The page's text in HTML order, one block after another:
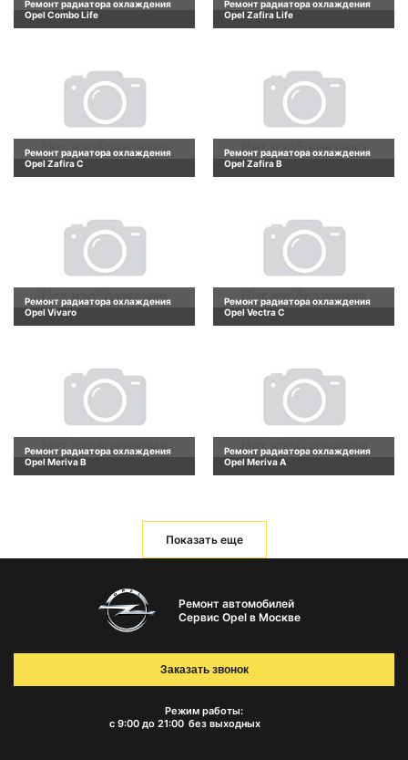
Ремонт радиатора охлаждения
Opel Combo Life
Ремонт радиатора охлаждения
Opel Zafira Life
Ремонт радиатора охлаждения
Opel Zafira C
Ремонт радиатора охлаждения
Opel Zafira B
Ремонт радиатора охлаждения
Opel Vivaro
Ремонт радиатора охлаждения
Opel Vectra C
Ремонт радиатора охлаждения
Opel Meriva B
Ремонт радиатора охлаждения
Opel Meriva A
Показать еще
Ремонт автомобилей
Сервис Opel в Москве
Режим работы:
с 9:00 до 21:00 без выходных
Заказать звонок